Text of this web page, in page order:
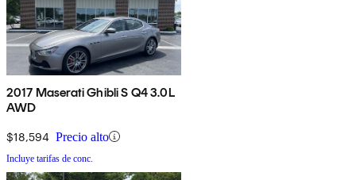
2017 Maserati Ghibli S Q4 3.0L
AWD
$18,594 Precio alto
Incluye tarifas de conc.